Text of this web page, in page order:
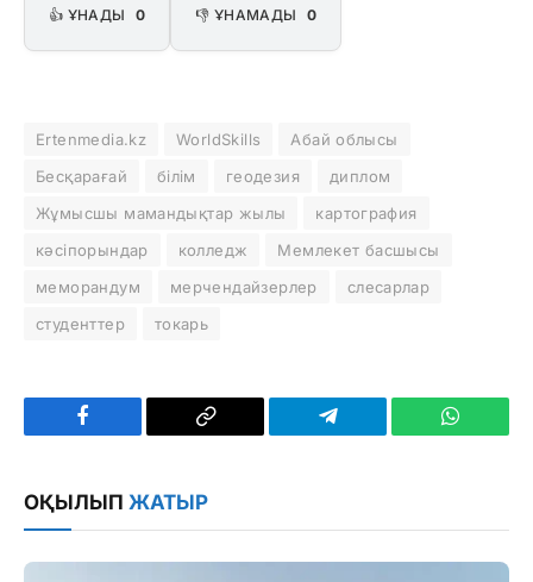
👍 ҰНАДЫ 0 👎 ҰНАМАДЫ 0
Ertenmedia.kz WorldSkills
Абай облысы
Бесқарағай
білім геодезия
диплом
Жұмысшы мамандықтар жылы
картография
кәсіпорындар
колледж
Мемлекет басшысы
меморандум
мерчендайзерлер
слесарлар
студенттер
токарь
Facebook
Copy
Telegram
ОҚЫЛЫП ЖАТЫР